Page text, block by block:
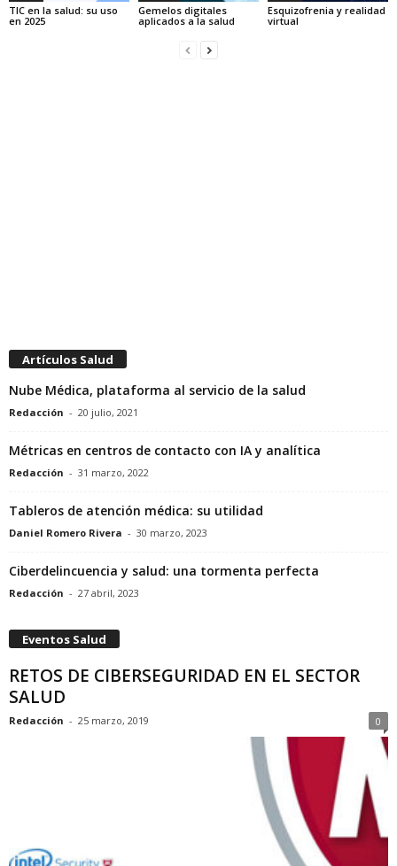
TIC en la salud: su uso
en 2025
Gemelos digitales
aplicados a la salud
Esquizofrenia y realidad
virtual
Artículos Salud
Nube Médica, plataforma al servicio de la salud
Redacción - 20 julio, 2021
Métricas en centros de contacto con IA y analítica
Redacción - 31 marzo, 2022
Tableros de atención médica: su utilidad
Daniel Romero Rivera - 30 marzo, 2023
Ciberdelincuencia y salud: una tormenta perfecta
Redacción - 27 abril, 2023
Eventos Salud
RETOS DE CIBERSEGURIDAD EN EL SECTOR
SALUD
Redacción - 25 marzo, 2019 0